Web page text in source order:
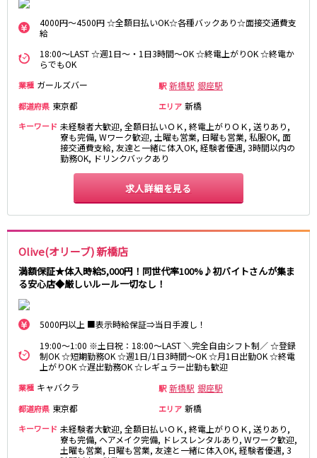
4000円～4500円 ☆全額日払いOK☆各種バックあり☆面接交通費支
給
18:00～LAST ☆週1日～・1日3時間～OK ☆終電上がりOK ☆終電か
らでもOK
業種 ガールズバー 駅 新橋駅 銀座駅
都道府県 東京都 エリア 新橋
キーワード 未経験者大歓迎, 全額日払いＯＫ, 終電上がりＯＫ, 送りあり,
寮も完備, Wワーク歓迎, 土曜も営業, 日曜も営業, 私服OK, 面
接交通費支給, 友達と一緒に体入OK, 経験者優遇, 3時間以内の
勤務OK, ドリンクバックあり
求人詳細を見る
Olive(オリーブ) 新橋店
満額保証★体入時給5,000円！同世代率100%♪初バイトさんが集ま
る安心店◆厳しいルール一切なし！
5000円以上 ■表示時給保証⇒当日手渡し！
19:00～1:00 ※土日祝：18:00～LAST ＼完全自由シフト制／ ☆登録
制OK ☆短期勤務OK ☆週1日/1日3時間～OK ☆月1日出勤OK ☆終電
上がりOK ☆遅出勤務OK ☆レギュラー出勤も歓迎
業種 キャバクラ 駅 新橋駅 銀座駅
都道府県 東京都 エリア 新橋
キーワード 未経験者大歓迎, 全額日払いＯＫ, 終電上がりＯＫ, 送りあり,
寮も完備, ヘアメイク完備, ドレスレンタルあり, Wワーク歓迎,
土曜も営業, 日曜も営業, 友達と一緒に体入OK, 経験者優遇, 3
南柏駅
取手駅
金町駅
新松戸駅
亀有駅
東京メトロ千代田線
北千住駅
赤坂駅
湯島駅
綾瀬駅
乃木坂駅
都営新宿線
本八幡駅
小川町駅
森下駅
つくばエクスプレス
秋葉原駅
北千住駅
つくば駅
研究学園駅
浅草駅
守谷駅
三郷中央駅
八潮駅